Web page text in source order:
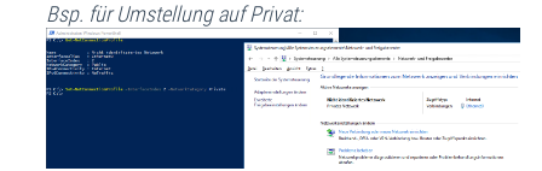
Bsp. für Umstellung auf Privat: